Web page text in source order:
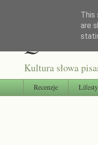
Kultura słowa
Recenzje
This
are